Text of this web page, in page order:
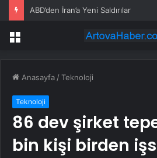
ABD’den İran’a Yeni Saldırılar
Menü
Anasayfa /Teknoloji
Teknoloji
86 dev şirket
bin kişi birden